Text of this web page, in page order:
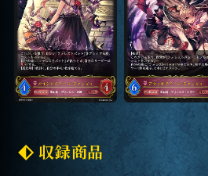
収録商品